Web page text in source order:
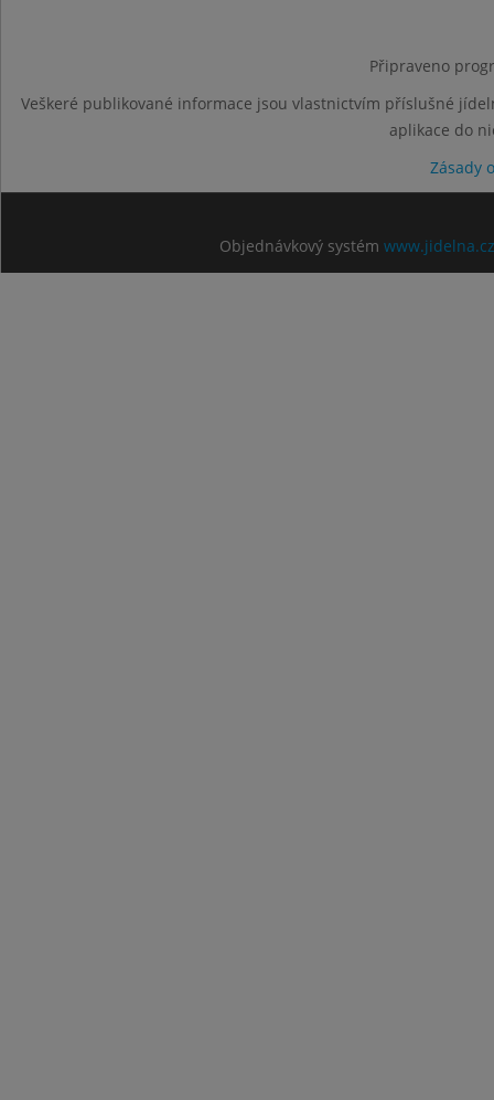
Připraveno
Veškeré publikované informace jsou vlastnictvím příslušné
aplikace do
Zásady
Objednávkový systém www.jidelna.cz